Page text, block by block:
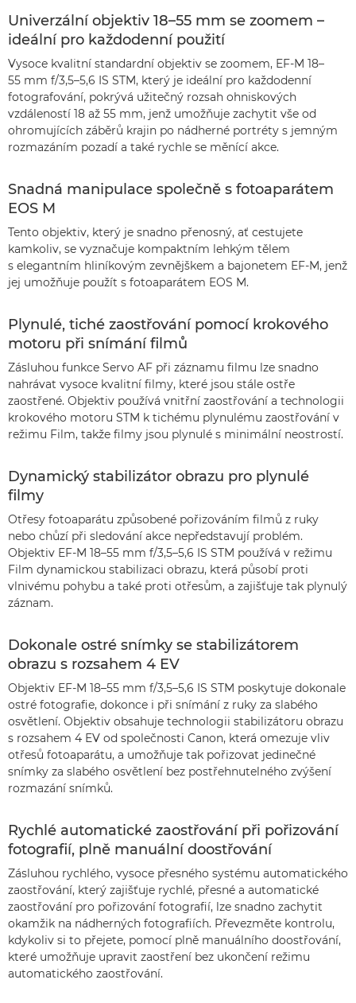
Univerzální objektiv 18–55 mm se zoomem –
ideální pro každodenní použití
Vysoce kvalitní standardní objektiv se zoomem, EF-M 18–
55 mm f/3,5–5,6 IS STM, který je ideální pro každodenní
fotografování, pokrývá užitečný rozsah ohniskových
vzdáleností 18 až 55 mm, jenž umožňuje zachytit vše od
ohromujících záběrů krajin po nádherné portréty s jemným
rozmazáním pozadí a také rychle se měnící akce.
Snadná manipulace společně s fotoaparátem
EOS M
Tento objektiv, který je snadno přenosný, ať cestujete
kamkoliv, se vyznačuje kompaktním lehkým tělem
s elegantním hliníkovým zevnějškem a bajonetem EF-M, jenž
jej umožňuje použít s fotoaparátem EOS M.
Plynulé, tiché zaostřování pomocí krokového
motoru při snímání filmů
Zásluhou funkce Servo AF při záznamu filmu lze snadno
nahrávat vysoce kvalitní filmy, které jsou stále ostře
zaostřené. Objektiv používá vnitřní zaostřování a technologii
krokového motoru STM k tichému plynulému zaostřování v
režimu Film, takže filmy jsou plynulé s minimální neostrostí.
Dynamický stabilizátor obrazu pro plynulé
filmy
Otřesy fotoaparátu způsobené pořizováním filmů z ruky
nebo chůzí při sledování akce nepředstavují problém.
Objektiv EF-M 18–55 mm f/3,5–5,6 IS STM používá v režimu
Film dynamickou stabilizaci obrazu, která působí proti
vlnivému pohybu a také proti otřesům, a zajišťuje tak plynulý
záznam.
Dokonale ostré snímky se stabilizátorem
obrazu s rozsahem 4 EV
Objektiv EF-M 18–55 mm f/3,5–5,6 IS STM poskytuje dokonale
ostré fotografie, dokonce i při snímání z ruky za slabého
osvětlení. Objektiv obsahuje technologii stabilizátoru obrazu
s rozsahem 4 EV od společnosti Canon, která omezuje vliv
otřesů fotoaparátu, a umožňuje tak pořizovat jedinečné
snímky za slabého osvětlení bez postřehnutelného zvýšení
rozmazání snímků.
Rychlé automatické zaostřování při pořizování
fotografií, plně manuální doostřování
Zásluhou rychlého, vysoce přesného systému automatického
zaostřování, který zajišťuje rychlé, přesné a automatické
zaostřování pro pořizování fotografií, lze snadno zachytit
okamžik na nádherných fotografiích. Převezměte kontrolu,
kdykoliv si to přejete, pomocí plně manuálního doostřování,
které umožňuje upravit zaostření bez ukončení režimu
automatického zaostřování.